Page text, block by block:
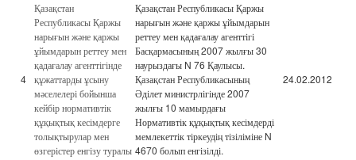
4
Қазақстан
Республикасы Қаржы
нарығын және қаржы
ұйымдарын реттеу мен
қадағалау агенттігінде
құжаттарды ұсыну
мәселелері бойынша
кейбір нормативтік
құқықтық кесімдерге
толықтырулар мен
өзгерістер енгізу туралы
Қазақстан Республикасы Қаржы
нарығын және қаржы ұйымдарын
реттеу мен қадағалау агенттігі
Басқармасының 2007 жылғы 30
наурыздағы N 76 Қаулысы.
Қазақстан Республикасының
Әділет министрлігінде 2007
жылғы 10 мамырдағы
Нормативтік құқықтық кесімдерді
мемлекеттік тіркеудің тізіліміне N
4670 болып енгізілді.
24.02.2012